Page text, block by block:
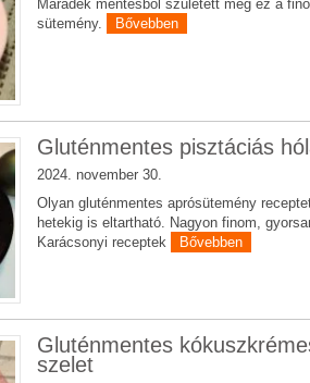
Maradék mentésből született meg ez a
sütemény.
Bővebben
Gluténmentes pisztáciás
2024. november 30.
Olyan gluténmentes aprósütemény
hetekig is eltartható. Nagyon finom,
Karácsonyi receptek
Bővebben
Gluténmentes
szelet